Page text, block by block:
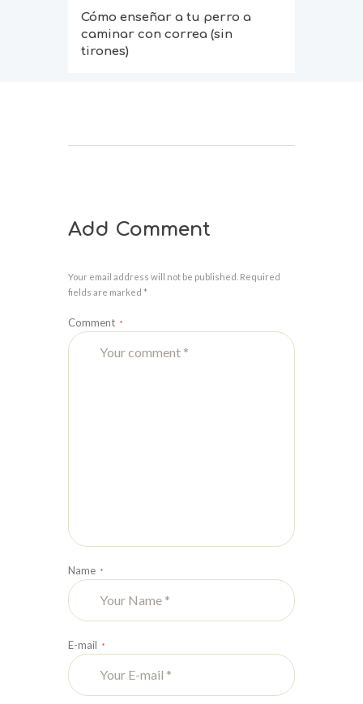
Cómo enseñar a tu perro a
caminar con correa (sin
tirones)
Add Comment
Your email address will not be published. Required
fields are marked *
Comment
Name
E-mail